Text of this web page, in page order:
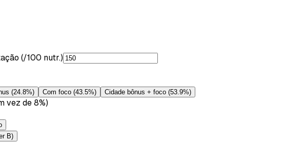
(/100 nutr.)
(24.8%) Com foco (43.5%) Cidade bônus + foco (53.9%)
vez de 8%)
B)